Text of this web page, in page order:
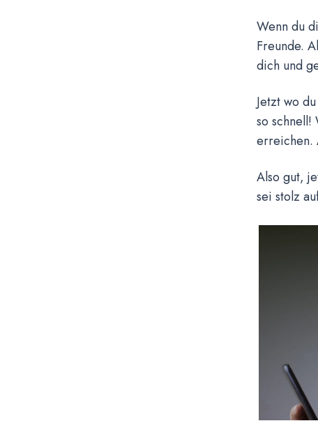
Wenn du
Freunde.
dich und
Jetzt wo
so
erreichen.
Also gut,
sei stolz